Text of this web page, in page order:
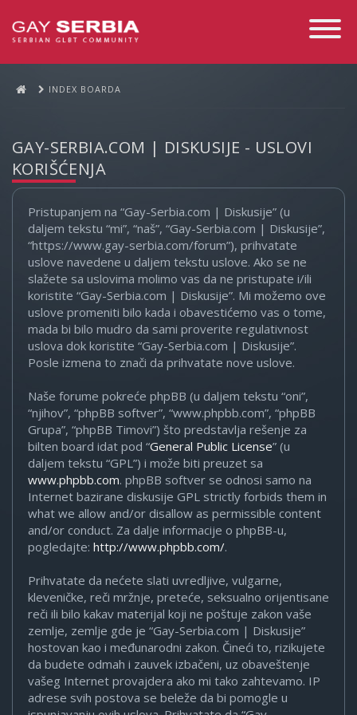
Toggle
INDEX BOARDA
GAY-SERBIA.COM | DISKUSIJE - USLOVI
KORIŠĆENJA
Pristupanjem na “Gay-Serbia.com | Diskusije” (u
daljem tekstu “mi”, “naš”, “Gay-Serbia.com | Diskusije”,
“https://www.gay-serbia.com/forum”), prihvatate
uslove navedene u daljem tekstu uslove. Ako se ne
slažete sa uslovima molimo vas da ne pristupate i/ili
koristite “Gay-Serbia.com | Diskusije”. Mi možemo ove
uslove promeniti bilo kada i obavestićemo vas o tome,
mada bi bilo mudro da sami proverite regulativnost
uslova dok koristite “Gay-Serbia.com | Diskusije”.
Posle izmena to znači da prihvatate nove uslove.
Naše forume pokreće phpBB (u daljem tekstu “oni”,
“njihov”, “phpBB softver”, “www.phpbb.com”, “phpBB
Grupa”, “phpBB Timovi”) što predstavlja rešenje za
bilten board idat pod “General Public License” (u
daljem tekstu “GPL”) i može biti preuzet sa
www.phpbb.com. phpBB softver se odnosi samo na
Internet bazirane diskusije GPL strictly forbids them in
what we allow and/or disallow as permissible content
and/or conduct. Za dalje informacije o phpBB-u,
pogledajte: http://www.phpbb.com/.
Prihvatate da nećete slati uvredljive, vulgarne,
kleveničke, reči mržnje, preteće, seksualno orijentisane
reči ili bilo kakav materijal koji ne poštuje zakon vaše
zemlje, zemlje gde je “Gay-Serbia.com | Diskusije”
hostovan kao i međunarodni zakon. Čineći to, rizikujete
da budete odmah i zauvek izbačeni, uz obaveštenje
vašeg Internet provajdera ako mi tako zahtevamo. IP
adrese svih postova se beleže da bi pomogle u